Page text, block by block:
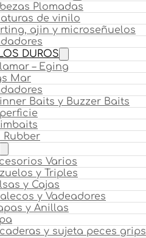
Plomadas
de vinilo
ajin y microseñuelos
DUROS
– Eging
Mar
Baits y Buzzer Baits
Rubber
Varios
y Triples
y Cajas
y Vadeadores
y Anillas
y sujeta peces grips